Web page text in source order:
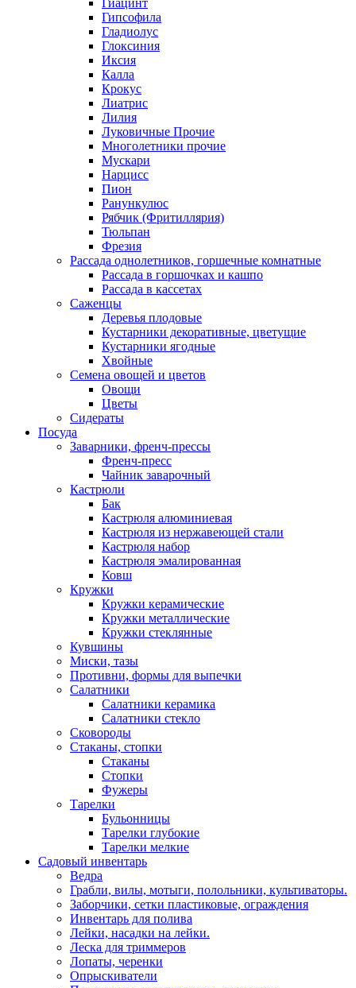
Гипсофила
Гладиолус
Глоксиния
Иксия
Калла
Крокус
Лиатрис
Лилия
Луковичные Прочие
Многолетники прочие
Мускари
Нарцисс
Пион
Ранункулюс
Рябчик (Фритиллярия)
Тюльпан
Фрезия
Рассада однолетников, горшечные комнатные
Рассада в горшочках и кашпо
Рассада в кассетах
Саженцы
Деревья плодовые
Кустарники декоративные, цветущие
Кустарники ягодные
Хвойные
Семена овощей и цветов
Овощи
Цветы
Сидераты
Посуда
Заварники, френч-прессы
Френч-пресс
Чайник заварочный
Кастрюли
Бак
Кастрюля алюминиевая
Кастрюля из нержавеющей стали
Кастрюля набор
Кастрюля эмалированная
Ковш
Кружки
Кружки керамические
Кружки металлические
Кружки стеклянные
Кувшины
Миски, тазы
Противни, формы для выпечки
Салатники
Салатники керамика
Салатники стекло
Сковороды
Стаканы, стопки
Стаканы
Стопки
Фужеры
Тарелки
Бульонницы
Тарелки глубокие
Тарелки мелкие
Садовый инвентарь
Ведра
Грабли, вилы, мотыги, полольники, культиваторы.
Заборчики, сетки пластиковые, ограждения
Инвентарь для полива
Лейки, насадки на лейки.
Леска для триммеров
Лопаты, черенки
Опрыскиватели